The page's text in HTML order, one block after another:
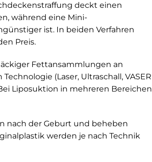
deckt einen
während eine Mini-
ist. In beiden Verfahren
Preis.
Fettansammlungen an
(Laser, Ultraschall, VASER
Liposuktion in mehreren Bereichen
nach der Geburt und beheben
werden je nach Technik